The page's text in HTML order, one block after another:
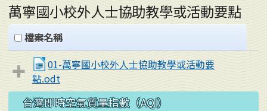
萬寧國小校外人士協助教學或活動要點
clickAll
檔案名稱
01-萬寧國小校外人士協助教學或活動要
點.odt
左邊區域內容
台灣即時空氣質量指數（AQI）